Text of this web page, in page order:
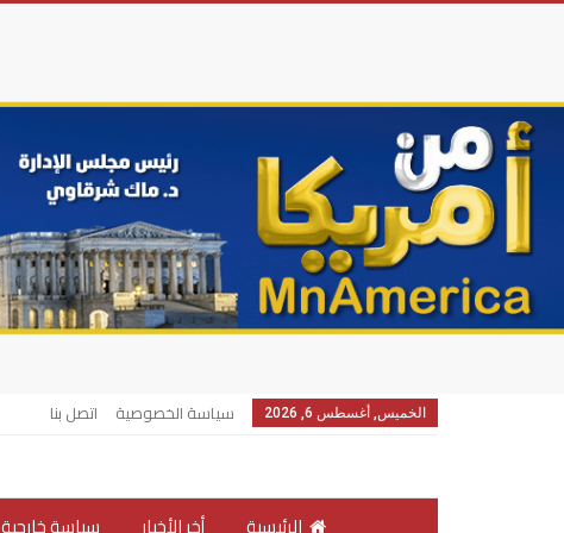
الخميس, أغسطس 6, 2026 سياسة الخصوصية اتصل بنا